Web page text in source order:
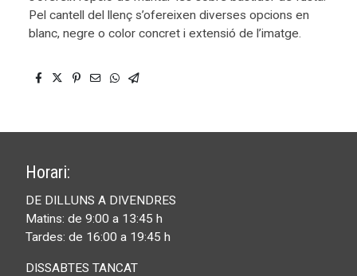
Pel cantell del llenç s’ofereixen diverses opcions en
blanc, negre o color concret i extensió de l’imatge.
Horari:
DE DILLUNS A DIVENDRES
Matins: de 9:00 a 13:45 h
Tardes: de 16:00 a 19:45 h
DISSABTES TANCAT